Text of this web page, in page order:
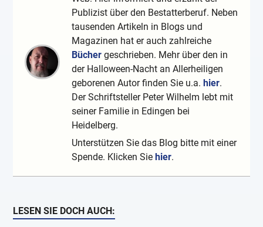
Publizist über den Bestatterberuf. Neben
tausenden Artikeln in Blogs und
Magazinen hat er auch zahlreiche
Bücher geschrieben. Mehr über den in
der Halloween-Nacht an Allerheiligen
geborenen Autor finden Sie u.a. hier.
Der Schriftsteller Peter Wilhelm lebt mit
seiner Familie in Edingen bei
Heidelberg.
Unterstützen Sie das Blog bitte mit einer
Spende. Klicken Sie hier.
LESEN SIE DOCH AUCH: